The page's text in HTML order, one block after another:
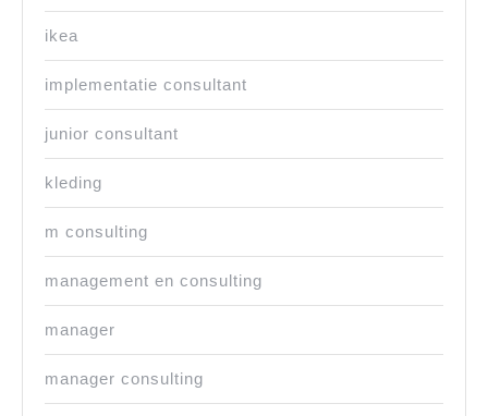
ikea
implementatie consultant
junior consultant
kleding
m consulting
management en consulting
manager
manager consulting